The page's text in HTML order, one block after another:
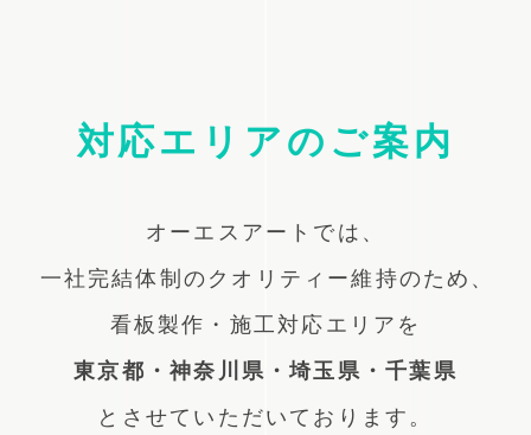
対応エリアのご案内
オーエスアートでは、
一社完結体制のクオリティー維持のため、
看板製作・施工対応エリアを
東京都・神奈川県・埼玉県・千葉県
とさせていただいております。